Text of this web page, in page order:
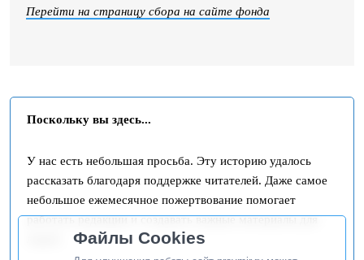
Перейти на страницу сбора на сайте фонда
Поскольку вы здесь...
У нас есть небольшая просьба. Эту историю удалось
рассказать благодаря поддержке читателей. Даже самое
небольшое ежемесячное пожертвование помогает
работать редакции и создавать важные материалы для
Файлы Cookies